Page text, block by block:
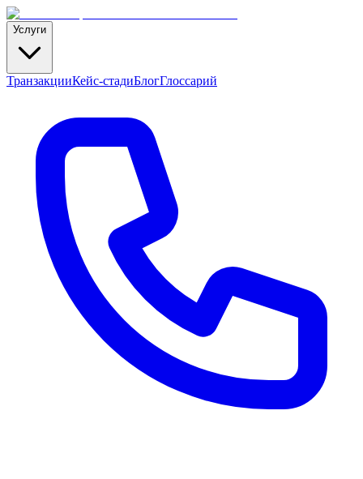
Услуги
ТранзакцииКейс-стадиБлогГлоссарий